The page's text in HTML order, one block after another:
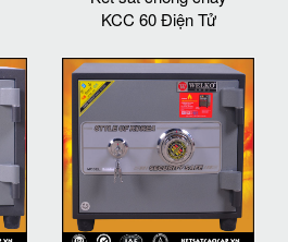
KCC 60 Điện Tử